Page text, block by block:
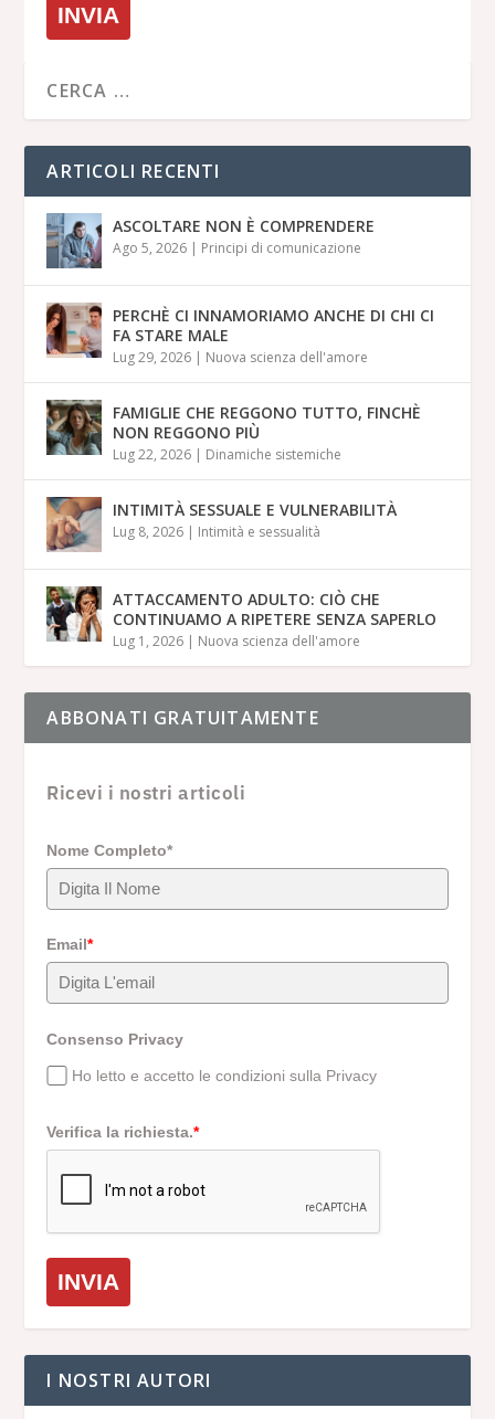
INVIA
ARTICOLI RECENTI
ASCOLTARE NON È COMPRENDERE
Ago 5, 2026 | Principi di comunicazione
PERCHÈ CI INNAMORIAMO ANCHE DI CHI CI
FA STARE MALE
Lug 29, 2026 | Nuova scienza dell'amore
FAMIGLIE CHE REGGONO TUTTO, FINCHÈ
NON REGGONO PIÙ
Lug 22, 2026 | Dinamiche sistemiche
INTIMITÀ SESSUALE E VULNERABILITÀ
Lug 8, 2026 | Intimità e sessualità
ATTACCAMENTO ADULTO: CIÒ CHE
CONTINUAMO A RIPETERE SENZA SAPERLO
Lug 1, 2026 | Nuova scienza dell'amore
ABBONATI GRATUITAMENTE
Ricevi i nostri articoli
Nome Completo*
Email*
Consenso Privacy
Ho letto e accetto le condizioni sulla Privacy
Verifica la richiesta.*
INVIA
I NOSTRI AUTORI